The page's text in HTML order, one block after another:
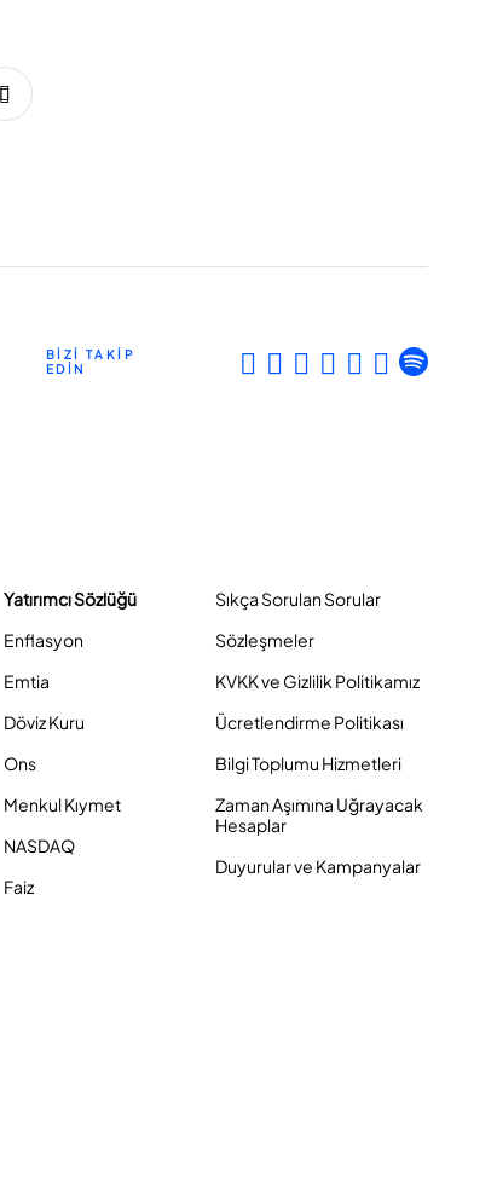
BİZİ TAKİP
EDİN
Yatırımcı Sözlüğü
Enflasyon
Emtia
Döviz Kuru
Ons
Menkul Kıymet
NASDAQ
Faiz
Sıkça Sorulan Sorular
Sözleşmeler
KVKK ve Gizlilik Politikamız
Ücretlendirme Politikası
Bilgi Toplumu Hizmetleri
Zaman Aşımına Uğrayacak
Hesaplar
Duyurular ve Kampanyalar